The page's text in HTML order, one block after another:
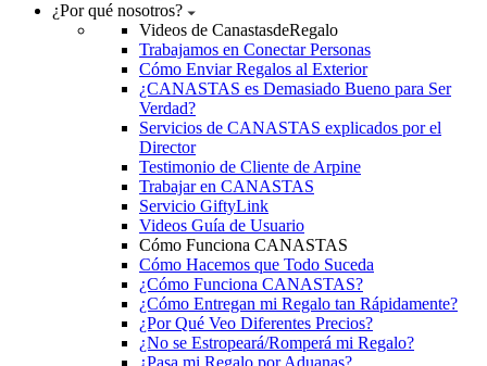
¿Por qué nosotros?
Videos de CanastasdeRegalo
Trabajamos en Conectar Personas
Cómo Enviar Regalos al Exterior
¿CANASTAS es Demasiado Bueno para Ser
Verdad?
Servicios de CANASTAS explicados por el
Director
Testimonio de Cliente de Arpine
Trabajar en CANASTAS
Servicio GiftyLink
Videos Guía de Usuario
Cómo Funciona CANASTAS
Cómo Hacemos que Todo Suceda
¿Cómo Funciona CANASTAS?
¿Cómo Entregan mi Regalo tan Rápidamente?
¿Por Qué Veo Diferentes Precios?
¿No se Estropeará/Romperá mi Regalo?
¿Pasa mi Regalo por Aduanas?